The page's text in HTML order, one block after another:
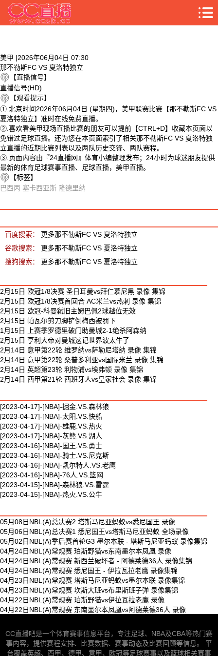
美甲 |2026年06月04日 07:30
那不勒斯FC VS 夏洛特独立
【直播信号】
直播信号(HD)
【观看提示】
①.北京时间2026年06月04日 (星期四)，美甲联赛比赛【那不勒斯FC VS
夏洛特独立】准时在线免费直播。
②.喜欢看美甲现场直播比赛的朋友可以提前【CTRL+D】收藏本页面以
免错过足球直播。还为您在本页面索引了相关那不勒斯FC VS 夏洛特独
立直播的近期比赛列表以及两队历史交锋、两队赛程。
③.页面内容由『24直播网』体育小编整理发布；24小时为球迷朋友提供
最新的体育足球赛事直播、足球直播，美甲直播。
【标签】
巴西丙 塞卡西亚斯 隆德里纳
百度搜索：
更多那不勒斯FC VS 夏洛特独立
谷歌搜索：
更多那不勒斯FC VS 夏洛特独立
搜狗搜索：
更多那不勒斯FC VS 夏洛特独立
2月15日 欧冠1/8决赛 圣日耳曼vs拜仁慕尼黑 录像 集锦
2月15日 欧冠1/8决赛首回合 AC米兰vs热刺 录像 集锦
2月15日 欧冠-科曼弑旧主姆巴佩2球越位无效
2月15日 帕瓦尔剪刀脚铲倒梅西被罚下
1月15日 上赛季罗德里破门助曼城2-1绝杀阿森纳
2月15日 亨利大帝对曼城这记世界波太牛了
2月14日 意甲第22轮 维罗纳vs萨勒尼塔纳 录像 集锦
2月14日 意甲第22轮 桑普多利亚vs国际米兰 录像 集锦
2月14日 英超第23轮 利物浦vs埃弗顿 录像 集锦
2月14日 西甲第21轮 西班牙人vs皇家社会 录像 集锦
[2023-04-17]-[NBA]-掘金.VS.森林狼
[2023-04-17]-[NBA]-太阳.VS.快船
[2023-04-17]-[NBA]-雄鹿.VS.热火
[2023-04-17]-[NBA]-灰熊.VS.湖人
[2023-04-16]-[NBA]-国王.VS.勇士
[2023-04-16]-[NBA]-骑士.VS.尼克斯
[2023-04-16]-[NBA]-凯尔特人.VS.老鹰
[2023-04-16]-[NBA]-76人.VS.篮网
[2023-04-15]-[NBA]-森林狼.VS.雷霆
[2023-04-15]-[NBA]-热火.VS.公牛
05月08日NBL(A)总决赛2 塔斯马尼亚蚂蚁vs悉尼国王 录像
05月06日NBL(A)总决赛1 悉尼国王vs塔斯马尼亚蚂蚁 全场录像
05月02日NBL(A)季后赛首轮G3 墨尔本联 - 塔斯马尼亚蚂蚁 录像集锦
04月24日NBL(A)常规赛 珀斯野猫vs东南墨尔本凤凰 录像
04月24日NBL(A)常规赛 新西兰破坏者 - 阿德莱德36人 录像集锦
04月24日NBL(A)常规赛 悉尼国王 - 伊拉瓦拉老鹰 录像集锦
04月23日NBL(A)常规赛 塔斯马尼亚蚂蚁vs墨尔本联 录像集锦
04月23日NBL(A)常规赛 坎斯大班vs布里斯班子弹 录像集锦
04月22日NBL(A)常规赛 珀斯野猫vs伊拉瓦拉老鹰 录像
04月22日NBL(A)常规赛 东南墨尔本凤凰vs阿德莱德36人 录像
CC直播吧是一个体育赛事信息平台，专注足球、NBA及CBA等热门赛
事内容，提供赛程安排、比赛数据、赛事动态及比赛回顾等信息。 平
台覆盖英超、西甲、德甲、意甲、欧冠等足球赛事以及篮球相关赛事